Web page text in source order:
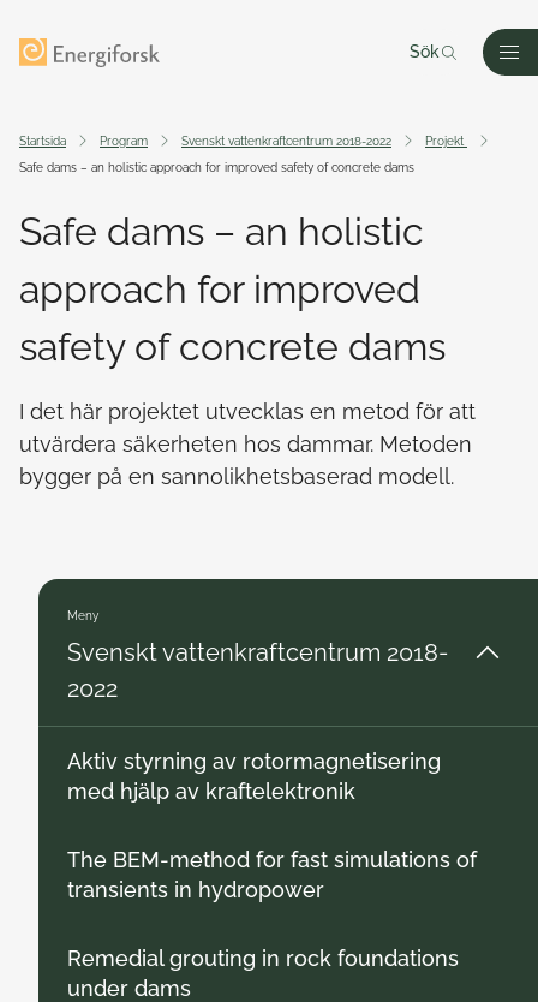
Sök
Startsida Program Svenskt vattenkraftcentrum 2018-2022
Projekt
Safe dams – an holistic approach for improved safety of concrete dams
Safe dams – an holistic
approach for improved
safety of concrete dams
I det här projektet utvecklas en metod för att
utvärdera säkerheten hos dammar. Metoden
bygger på en sannolikhetsbaserad modell.
Meny
Svenskt vattenkraftcentrum 2018-
2022
Aktiv styrning av rotormagnetisering
med hjälp av kraftelektronik
The BEM-method for fast simulations of
transients in hydropower
Remedial grouting in rock foundations
under dams